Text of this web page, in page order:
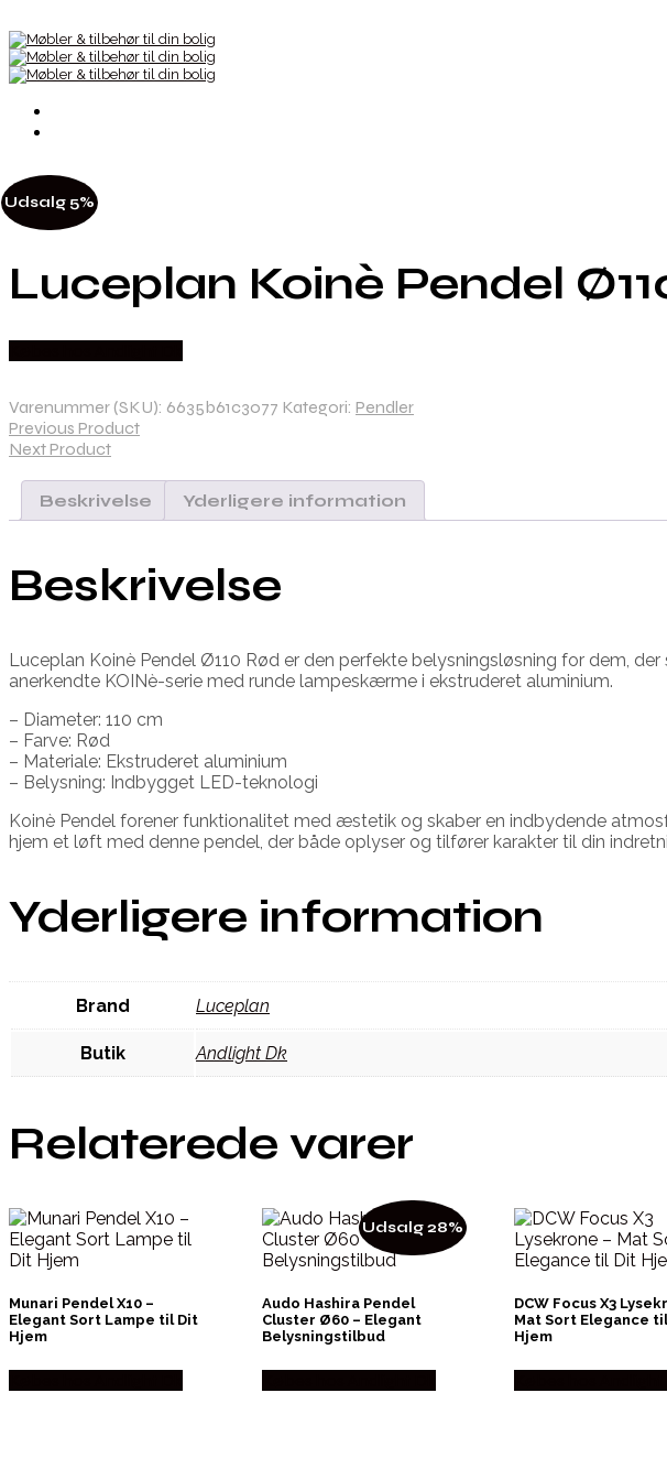
Udsalg 5%
Luceplan Koinè Pendel
Varenummer (SKU): 6635b61c3077 Kategori: Pendler
Previous Product
Next Product
Beskrivelse Yderligere information
Beskrivelse
Luceplan Koinè Pendel Ø110 Rød er den perfekte belysningsløsning for dem,
anerkendte KOINè-serie med runde lampeskærme i ekstruderet aluminium.
– Diameter: 110 cm
– Farve: Rød
– Materiale: Ekstruderet aluminium
– Belysning: Indbygget LED-teknologi
Koinè Pendel forener funktionalitet med æstetik og skaber en indbydende
hjem et løft med denne pendel, der både oplyser og tilfører karakter til din
Yderligere information
Brand Luceplan
Butik Andlight Dk
Relaterede varer
Munari Pendel X10 –
Elegant Sort Lampe til Dit
Hjem
Udsalg 28%
Audo Hashira Pendel
Cluster Ø60 – Elegant
Belysningstilbud
DCW Focus X3
Mat Sort Elegance
Hjem